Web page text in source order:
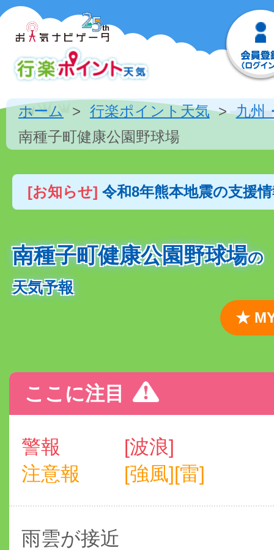
ホーム 行楽ポイント天気
九州
南種子町健康公園野球場
[お知らせ] 令和8年熊本地震の支援
南種子町健康公園野球場の
天気予報
★
ここに注目
警報
[波浪]
注意報
[強風][雷]
雨雲が接近